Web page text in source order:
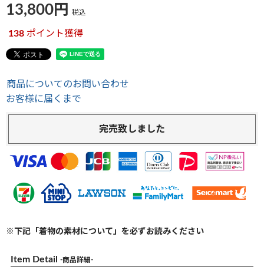
13,800 税込
138 ポイント獲得
商品についてのお問い合わせ
お客様に届くまで
完売致しました
※下記「着物の素材について」を必ずお読みください
Item Detail -商品詳細-